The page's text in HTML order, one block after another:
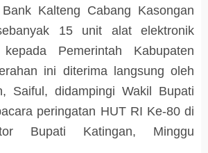
Kalteng Cabang Kasongan
15 unit alat elektronik
Pemerintah Kabupaten
ini diterima langsung oleh
Saiful, didampingi Wakil Bupati
peringatan HUT RI Ke-80 di
Bupati Katingan, Minggu